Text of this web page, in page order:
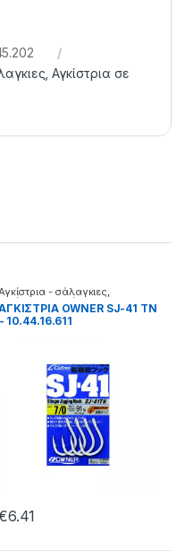
,Αγκίστρια σε
- σάλαγκιες
Αγκίστρια σε φάκελαOWNER SJ-41 TN
10.44.16.611
6.41